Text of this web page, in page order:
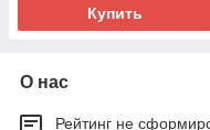
Купить
О нас
Рейтинг не